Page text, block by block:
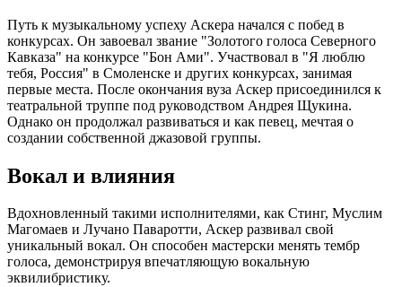
Путь к музыкальному успеху Аскера начался с побед в
конкурсах. Он завоевал звание "Золотого голоса Северного
Кавказа" на конкурсе "Бон Ами". Участвовал в "Я люблю
тебя, Россия" в Смоленске и других конкурсах, занимая
первые места. После окончания вуза Аскер присоединился к
театральной труппе под руководством Андрея Щукина.
Однако он продолжал развиваться и как певец, мечтая о
создании собственной джазовой группы.
Вокал и влияния
Вдохновленный такими исполнителями, как Стинг, Муслим
Магомаев и Лучано Паваротти, Аскер развивал свой
уникальный вокал. Он способен мастерски менять тембр
голоса, демонстрируя впечатляющую вокальную
эквилибристику.